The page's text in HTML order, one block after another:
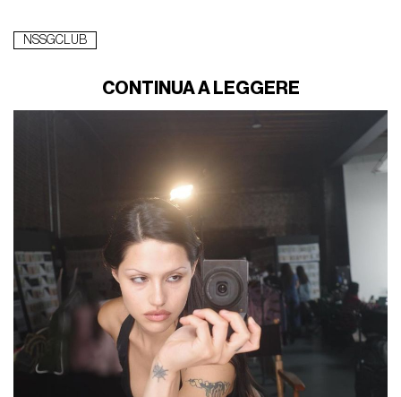
NSSGCLUB
CONTINUA A LEGGERE